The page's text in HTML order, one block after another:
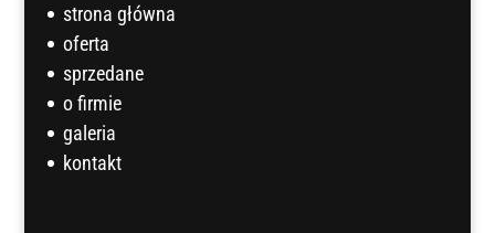
strona główna
oferta
sprzedane
o firmie
galeria
kontakt